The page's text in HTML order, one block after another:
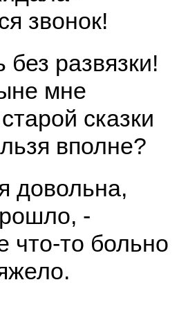
звонок!
без развязки!
мне
сказки
вполне?
довольна,
-
что-то больно